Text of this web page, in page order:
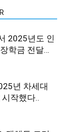
2025년도 인
학금 전달…
년 차세대
작했다..